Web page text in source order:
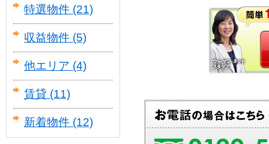
特選物件 (21)
収益物件 (5)
他エリア (4)
賃貸 (11)
新着物件 (12)